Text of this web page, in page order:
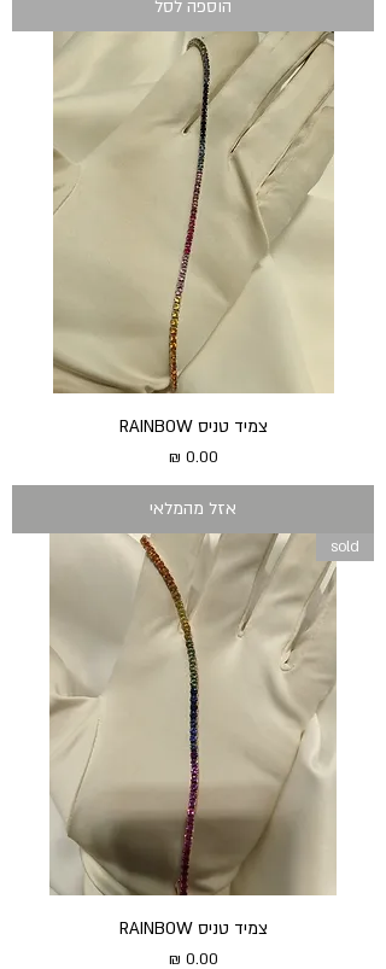
הוספה לסל
צמיד טניס RAINBOW
מחיר
אזל מהמלאי
sold
צמיד טניס RAINBOW
מחיר